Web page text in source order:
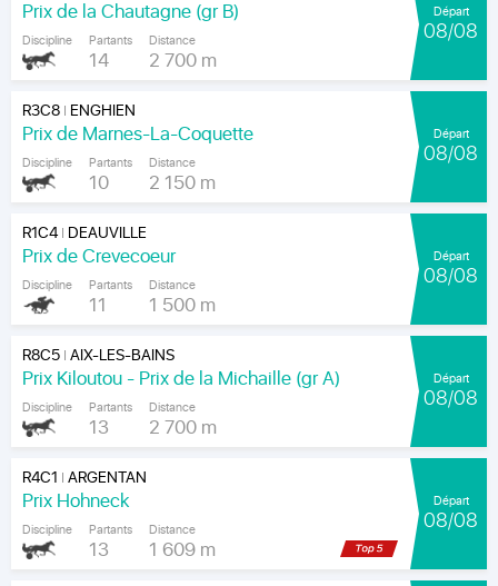
Prix de la Chautagne (gr B)
Discipline Partants
14
Distance
2 700 m
Départ
08/08
R3C8| ENGHIEN
Prix de Marnes-La-Coquette
Discipline Partants
10
Distance
2 150 m
Départ
08/08
R1C4| DEAUVILLE
Prix de Crevecoeur
Discipline Partants
11
Distance
1 500 m
Départ
08/08
R8C5|AIX-LES-BAINS
Prix Kiloutou - Prix de la Michaille (gr A)
Discipline Partants
13
Distance
2 700 m
Départ
08/08
R4C1 |ARGENTAN
Prix Hohneck
Discipline Partants
13
Distance
1 609 m
Départ
08/08